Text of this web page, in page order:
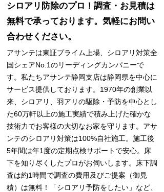
シロアリ防除のプロ！調査・お見積は
無料で承っております。気軽にお問い
合わせください。
アサンテは東証プライム上場、シロアリ対策全
国シェアNo.1のリーディングカンパニーで
す。私たちアサンテ静岡支店は静岡県を中心に
サービス提供しております。1970年の創業以
来、シロアリ、羽アリの駆除・予防を中心とし
た60万軒以上の施工実績で積み上げた確かな
技術力でお客様の大切なお家を守ります。アサ
ンテのシロアリ対策は100%自社施工。施工後
5年間は年1度の定期点検サポートで安心。床
下を知り尽くしたプロがお伺いします。床下調
査は約1時間で調査の費用及びご提案（御見
積）は無料！「シロアリ予防をしたい」など、